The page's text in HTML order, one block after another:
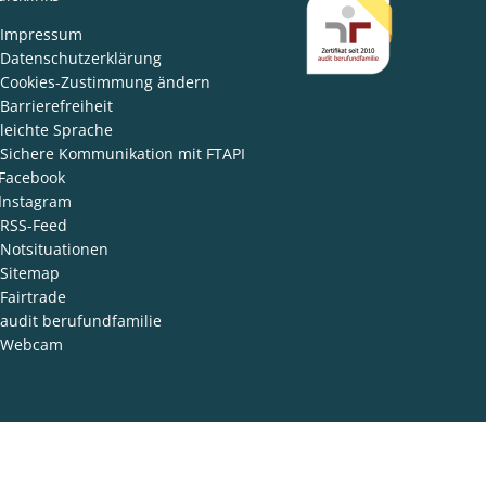
Impressum
Datenschutzerklärung
Cookies-Zustimmung ändern
Barrierefreiheit
leichte Sprache
Sichere Kommunikation mit FTAPI
Facebook
Instagram
RSS-Feed
Notsituationen
Sitemap
Fairtrade
audit berufundfamilie
Webcam